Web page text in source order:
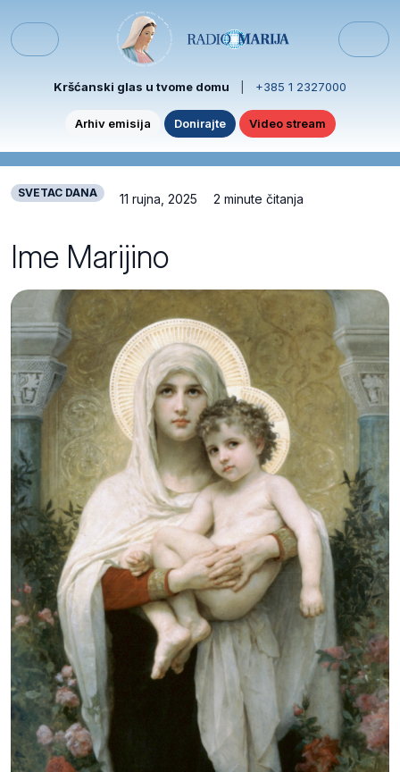
Menu
Kršćanski glas u tvome domu +385 1 2327000
Arhiv emisija Donirajte Video stream
SVETAC DANA 11 rujna, 2025 2 minute čitanja
Ime Marijino